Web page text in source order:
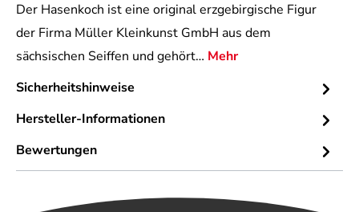
Der Hasenkoch ist eine original erzgebirgische Figur
der Firma Müller Kleinkunst GmbH aus dem
sächsischen Seiffen und gehört… Mehr
Sicherheitshinweise
Hersteller-Informationen
Bewertungen